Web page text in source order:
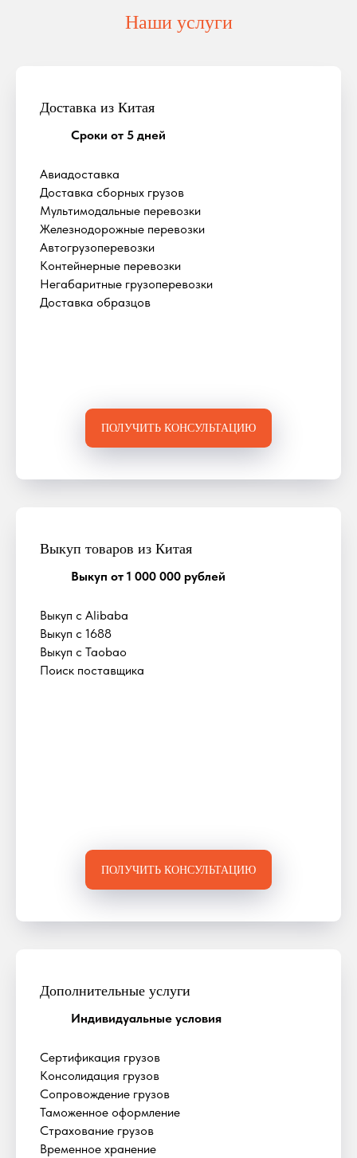
Наши услуги
Доставка из Китая
Сроки от 5 дней
Авиадоставка
Доставка сборных грузов
Мультимодальные перевозки
Железнодорожные перевозки
Автогрузоперевозки
Контейнерные перевозки
Негабаритные грузоперевозки
Доставка образцов
ПОЛУЧИТЬ КОНСУЛЬТАЦИЮ
Выкуп товаров из Китая
Выкуп от 1 000 000 рублей
Выкуп с Alibaba
Выкуп с 1688
Выкуп с Taobao
Поиск поставщика
ПОЛУЧИТЬ КОНСУЛЬТАЦИЮ
Дополнительные услуги
Индивидуальные условия
Сертификация грузов
Консолидация грузов
Сопровождение грузов
Таможенное оформление
Страхование грузов
Временное хранение